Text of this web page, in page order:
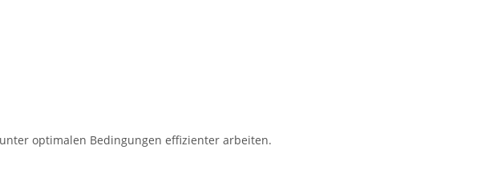
optimalen Bedingungen effizienter arbeiten.